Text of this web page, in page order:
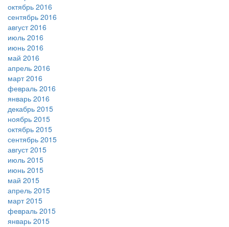
октябрь 2016
сентябрь 2016
август 2016
июль 2016
июнь 2016
май 2016
апрель 2016
март 2016
февраль 2016
январь 2016
декабрь 2015
ноябрь 2015
октябрь 2015
сентябрь 2015
август 2015
июль 2015
июнь 2015
май 2015
апрель 2015
март 2015
февраль 2015
январь 2015